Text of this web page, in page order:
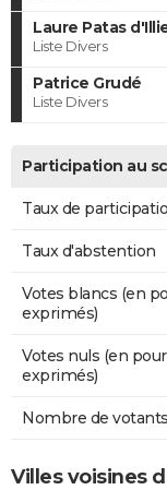
Laure Patas
Liste Divers
Patrice Grudé
Liste Divers
Participation au
Taux de
Taux d'abstention
Votes blancs (en
exprimés)
Votes nuls (en
exprimés)
Nombre de votants
Villes voisines